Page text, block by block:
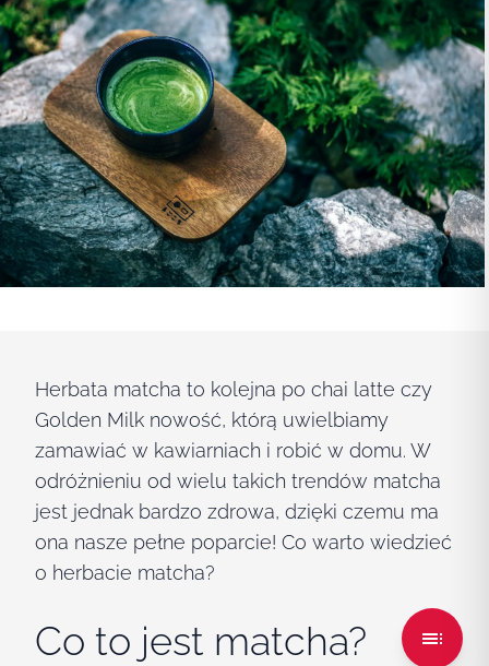
Herbata matcha to kolejna po chai latte czy
Golden Milk nowość, którą uwielbiamy
zamawiać w kawiarniach i robić w domu. W
odróżnieniu od wielu takich trendów matcha
jest jednak bardzo zdrowa, dzięki czemu ma
ona nasze pełne poparcie! Co warto wiedzieć
o herbacie matcha?
Co to jest matcha?